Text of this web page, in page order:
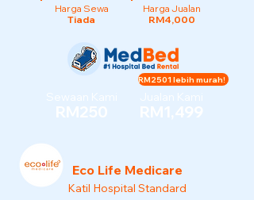
Harga Sewa
Tiada
Harga Jualan
RM4,000
Sewaan Kami
RM250
Jualan Kami
RM1,499
RM2501 lebih murah!
Eco Life Medicare
Katil Hospital Standard